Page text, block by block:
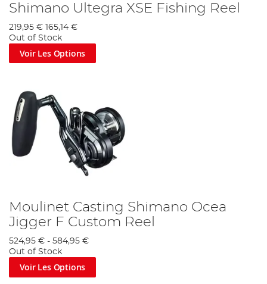
Shimano Ultegra XSE Fishing Reel
219,95 € 165,14 €
Out of Stock
Voir Les Options
Moulinet Casting Shimano Ocea
Jigger F Custom Reel
524,95 € - 584,95 €
Out of Stock
Voir Les Options